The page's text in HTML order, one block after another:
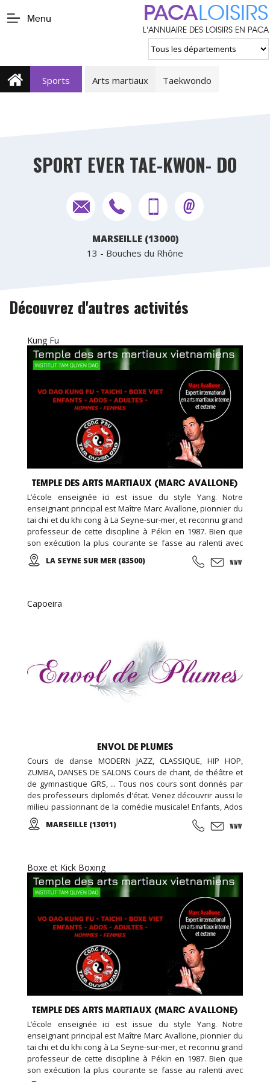
Menu PACALOISIRS
L'ANNUAIRE DES LOISIRS EN PACA
Sports Arts martiaux Taekwondo
SPORT EVER TAE-KWON- DO
MARSEILLE (13000)
13 - Bouches du Rhône
Découvrez d'autres activités
Kung Fu
TEMPLE DES ARTS MARTIAUX (MARC AVALLONE)
L’école enseignée ici est issue du style Yang. Notre
enseignant principal est Maître Marc Avallone, pionnier du
tai chi et du khi cong à La Seyne-sur-mer, et reconnu grand
professeur de cette discipline à Pékin en 1987. Bien que
son exécution la plus courante se fasse au ralenti avec
des mouvements doux et unis entre eux, le thai cuc quyen
(taichi) peut s’exécuter de bien des manières différentes,
LA SEYNE SUR MER (83500)
Capoeira
ENVOL DE PLUMES
Cours de danse MODERN JAZZ, CLASSIQUE, HIP HOP,
ZUMBA, DANSES DE SALONS Cours de chant, de théâtre et
de gymnastique GRS, ... Tous nos cours sont donnés par
des professeurs diplomés d'état. Venez découvrir aussi le
milieu passionnant de la comédie musicale! Enfants, Ados
et Adultes. Stages vacances, Anniversaires, ... Cours
d'essai offert !
MARSEILLE (13011)
Boxe et Kick Boxing
TEMPLE DES ARTS MARTIAUX (MARC AVALLONE)
L’école enseignée ici est issue du style Yang. Notre
enseignant principal est Maître Marc Avallone, pionnier du
tai chi et du khi cong à La Seyne-sur-mer, et reconnu grand
professeur de cette discipline à Pékin en 1987. Bien que
son exécution la plus courante se fasse au ralenti avec